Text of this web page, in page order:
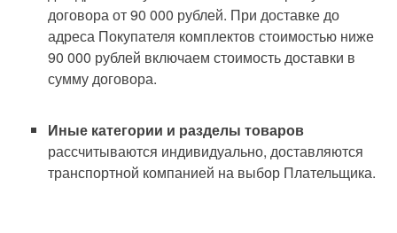
договора от 90 000 рублей. При доставке до
адреса Покупателя комплектов стоимостью ниже
90 000 рублей включаем стоимость доставки в
сумму договора.
Иные категории и разделы товаров
рассчитываются индивидуально, доставляются
транспортной компанией на выбор Плательщика.